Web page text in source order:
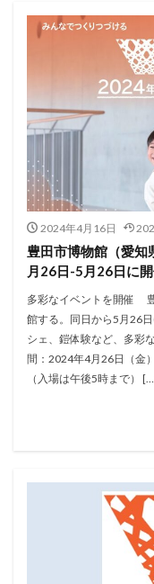
2024年4月16日
豊田市博物館（愛
月26日-5月26日に
多彩なイベントを開催
館する。同日から5月26
シェ、鎧体験など、多彩
間：2024年4月26日（金
（入場は午後5時まで）